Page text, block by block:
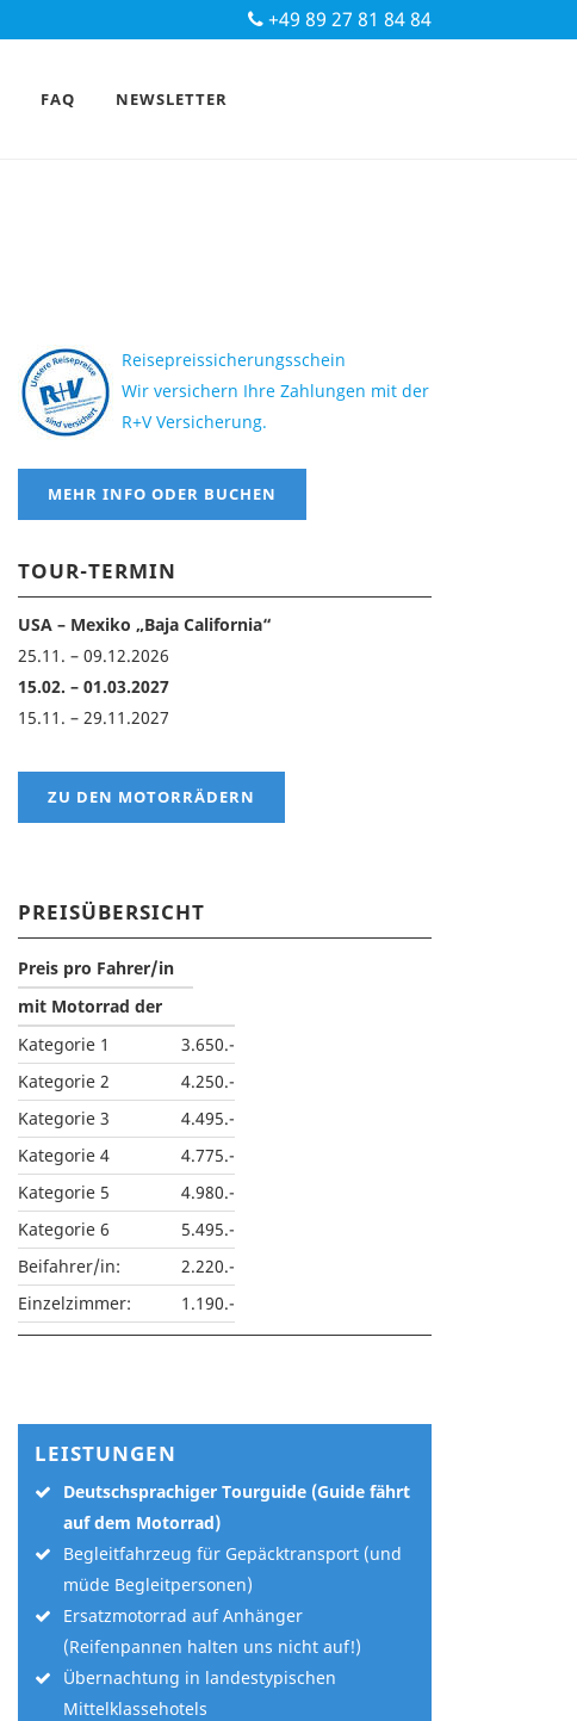
+49 89 27 81 84 84
FAQ NEWSLETTER
Reisepreissicherungsschein
Wir versichern Ihre Zahlungen mit der
R+V Versicherung.
MEHR INFO ODER BUCHEN
TOUR-TERMIN
USA – Mexiko „Baja California“
25.11. – 09.12.2026
15.02. – 01.03.2027
15.11. – 29.11.2027
ZU DEN MOTORRÄDERN
PREISÜBERSICHT
Preis pro Fahrer/in
mit Motorrad der
Kategorie 1
3.650.-
Kategorie 2
4.250.-
Kategorie 3
4.495.-
Kategorie 4
4.775.-
Kategorie 5
4.980.-
Kategorie 6
5.495.-
Beifahrer/in:
2.220.-
Einzelzimmer:
1.190.-
LEISTUNGEN
Deutschsprachiger Tourguide (Guide fährt
auf dem Motorrad)
Begleitfahrzeug für Gepäcktransport (und
müde Begleitpersonen)
Ersatzmotorrad auf Anhänger
(Reifenpannen halten uns nicht auf!)
Übernachtung in landestypischen
Mittelklassehotels